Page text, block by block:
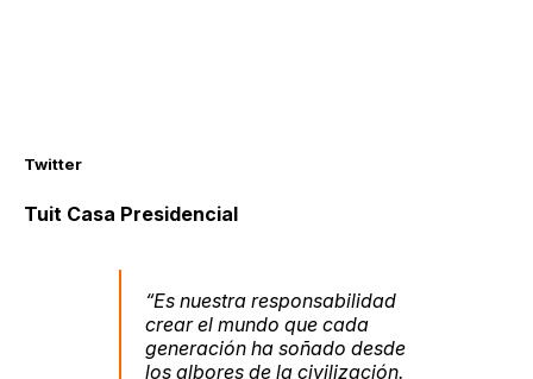
Twitter
Tuit Casa Presidencial
“Es nuestra responsabilidad
crear el mundo que cada
generación ha soñado desde
los albores de la civilización.